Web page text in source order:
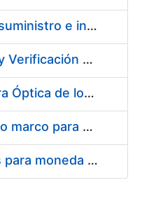
Acuerdo marco para el suministro e instalación de persianas, estores y otros complementos
Servicio de Calibración y Verificación Externa de los Equipos de Medición del Servicio de Prevención de la FNMT-RCM
Conexión mediante Fibra Óptica de los Centros de Proceso de Datos (CPDs) de las sedes de la FNMT-RCM de Burgos y Madrid
Contratación de acuerdo marco para el Suministro de Material de Electricidad para la Fábrica Nacional de Moneda y Timbre-Real Casa de la Moneda en su centro de trabajo de Burgos
Suministro de estuches para moneda de 30 €